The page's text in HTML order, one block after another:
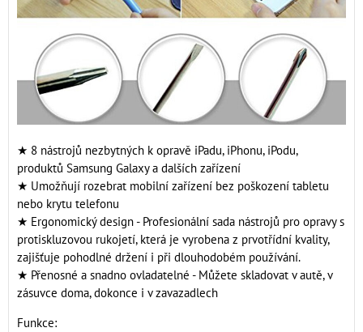
★ 8 nástrojů nezbytných k opravě iPadu, iPhonu, iPodu,
produktů Samsung Galaxy a dalších zařízení
★ Umožňují rozebrat mobilní zařízení bez poškození tabletu
nebo krytu telefonu
★ Ergonomický design - Profesionální sada nástrojů pro opravy s
protiskluzovou rukojetí, která je vyrobena z prvotřídní kvality,
zajišťuje pohodlné držení i při dlouhodobém používání.
★ Přenosné a snadno ovladatelné - Můžete skladovat v autě, v
zásuvce doma, dokonce i v zavazadlech
Funkce: